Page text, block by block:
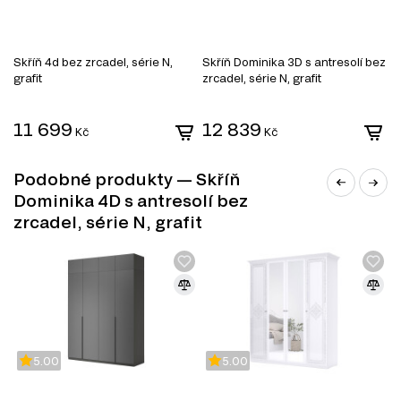
Ložnice
Dětské pokoje
DŘEVOTŘÍSKA
Skříň 4d bez zrcadel, série N,
grafit
11 699 Kč
Skříň Dominika 3D s antresolí bez
zrcadel, série N, grafit
12 839 Kč
Podobné produkty — Skříň
Dominika 4D s antresolí bez
zrcadel, série N, grafit
5.00 5.00